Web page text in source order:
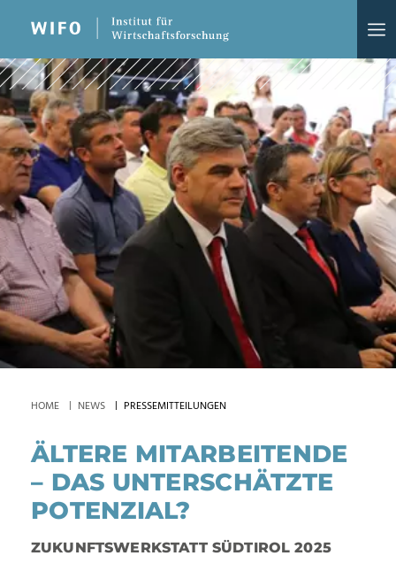
HOME NEWS PRESSEMITTEILUNGEN
ÄLTERE MITARBEITENDE
– DAS UNTERSCHÄTZTE
POTENZIAL?
ZUKUNFTSWERKSTATT SÜDTIROL 2025